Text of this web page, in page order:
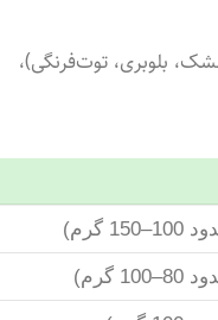
بلوبری، توت‌فرنگی)،